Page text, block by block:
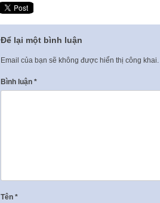
Để lại một bình luận
Email của bạn sẽ không được hiển thị công khai.
Bình luận *
Tên *